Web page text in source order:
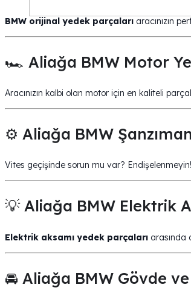
BMW orijinal yedek parçaları aracınızın
🏎️ Aliağa BMW Motor
Aracınızın kalbi olan motor için en kaliteli
⚙️ Aliağa BMW
Vites geçişinde sorun mu var?
💡 Aliağa BMW Elektrik
Elektrik aksamı yedek parçaları arasında
🚘 Aliağa BMW Gövde